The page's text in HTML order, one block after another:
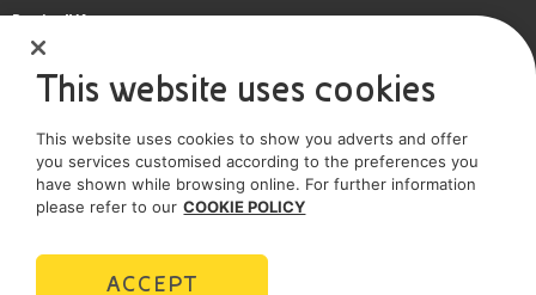
Partita IVA
IT 01768800748 - R.E.A. Milano n.1351279
Società soggetta all'attività di direzione e coordinamento dell'Eni S.p.A.
Società con unico socio
SOCIAL MEDIA
This website uses cookies
This website uses cookies to show you adverts and offer
you services customised according to the preferences you
have shown while browsing online. For further information
please refer to our COOKIE POLICY
ACCEPT